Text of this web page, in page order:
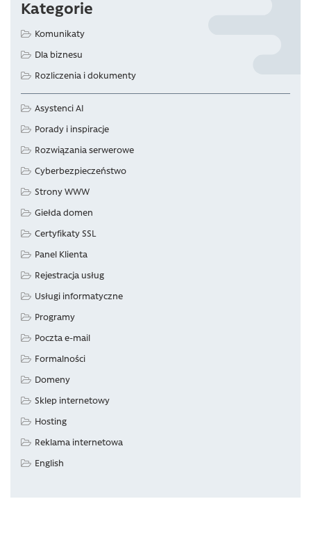
Kategorie
Komunikaty
Dla biznesu
Rozliczenia i dokumenty
Asystenci AI
Porady i inspiracje
Rozwiązania serwerowe
Cyberbezpieczeństwo
Strony WWW
Giełda domen
Certyfikaty SSL
Panel Klienta
Rejestracja usług
Usługi informatyczne
Programy
Poczta e-mail
Formalności
Domeny
Sklep internetowy
Hosting
Reklama internetowa
English